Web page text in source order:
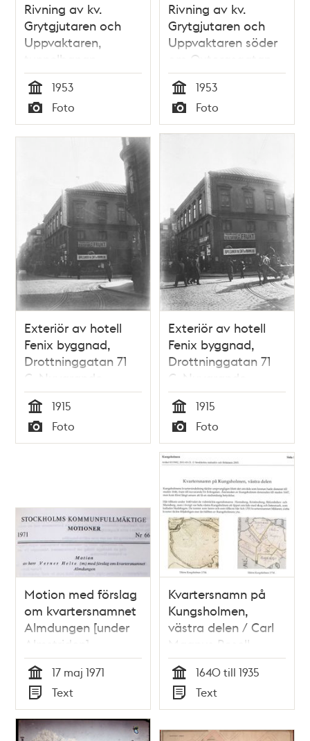
Rivning av kv.
Grytgjutaren och
Uppvaktaren,
tunnelbanan
anläggs. Kv.
Grytgjutaren ger
plats åt första
höghuset. Nytt
kvartersnamn blir kv.
Tid
1953
Typ
Foto
Rivning av kv.
Grytgjutaren och
Uppvaktaren söder
om Oxtorgsgatan.
Kv. Grytgjutaren ger
plats åt första
höghuset. Nytt
kvartersnamn blir kv.
Tid
1953
Typ
Foto
Exteriör av hotell
Fenix byggnad,
Drottninggatan 71
C. Nuvarande
kvartersnamn är
Fenix
Tid
1915
Typ
Foto
Exteriör av hotell
Fenix byggnad,
Drottninggatan 71
C. Nuvarande
kvartersnamn är
Fenix
Tid
1915
Typ
Foto
Motion med förslag
om kvartersnamnet
Almdungen [under
Almstriden] –
Kommunfullmäktige
1971
Tid
17 maj 1971
Typ
Text
Kvartersnamn på
Kungsholmen,
västra delen / Carl
Magnus Rosell
Tid
1640 till 1935
Typ
Text